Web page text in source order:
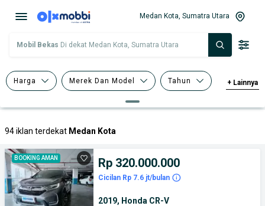
Medan Kota, Sumatra Utara
Mobil Bekas Di dekat Medan Kota, Sumatra Utara
Harga Merek Dan Model Tahun + Lainnya
94 iklan terdekat Medan Kota
BOOKING AMAN Rp 320.000.000
Cicilan Rp 7.6 jt/bulan
2019, Honda CR-V